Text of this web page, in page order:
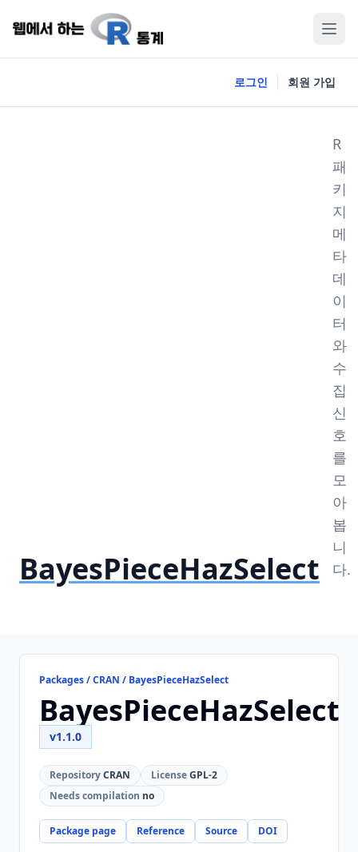
로그인 회원 가입
BayesPieceHazSelect
R
패
키
지
메
타
데
이
터
와
수
집
신
호
를
모
아
봅
니
다.
Packages / CRAN / BayesPieceHazSelect
BayesPieceHazSelect
v1.1.0
RepositoryCRAN LicenseGPL-2
Needs compilation no
Package page Reference Source DOI